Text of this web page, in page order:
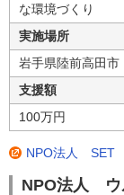
な環境づくり
実施場所
岩手県陸前高田市
支援額
100万円
NPO法人 SET
NPO法人 ウ